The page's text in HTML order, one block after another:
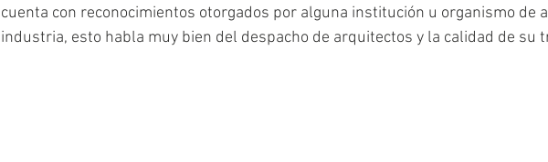
cuenta con reconocimientos otorgados por alguna institución u organismo de
industria, esto habla muy bien del despacho de arquitectos y la calidad de su